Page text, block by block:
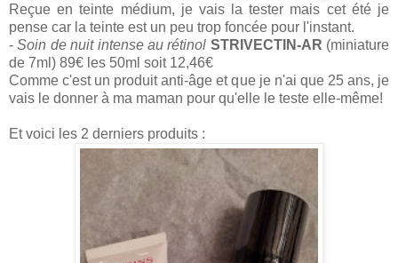
Reçue en teinte médium, je vais la tester mais cet été je
pense car la teinte est un peu trop foncée pour l'instant.
-Soin de nuit intense au rétinol STRIVECTIN-AR (miniature
de 7ml) 89€ les 50ml soit 12,46€
Comme c'est un produit anti-âge et que je n'ai que 25 ans, je
vais le donner à ma maman pour qu'elle le teste elle-même!
Et voici les 2 derniers produits :